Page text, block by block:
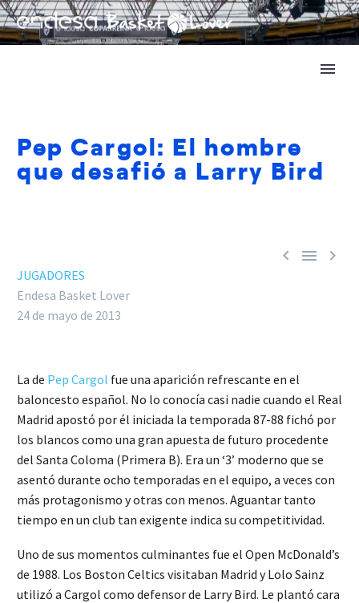
Pep Cargol: El hombre
que desafió a Larry Bird
  
JUGADORES
Endesa Basket Lover
24 de mayo de 2013
La de Pep Cargol fue una aparición refrescante en el
baloncesto español. No lo conocía casi nadie cuando el Real
Madrid apostó por él iniciada la temporada 87-88 fichó por
los blancos como una gran apuesta de futuro procedente
del Santa Coloma (Primera B). Era un ‘3’ moderno que se
asentó durante ocho temporadas en el equipo, a veces con
más protagonismo y otras con menos. Aguantar tanto
tiempo en un club tan exigente indica su competitividad.
Uno de sus momentos culminantes fue el Open McDonald’s
de 1988. Los Boston Celtics visitaban Madrid y Lolo Sainz
utilizó a Cargol como defensor de Larry Bird. Le plantó cara